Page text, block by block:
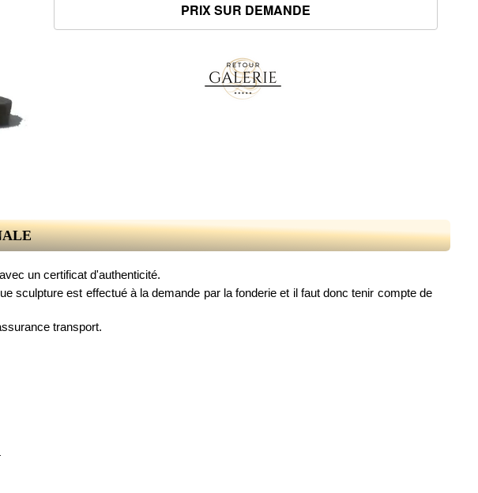
un certificat d'authenticité.
sculpture est effectué à la demande par la fonderie et il faut donc tenir compte de
transport.